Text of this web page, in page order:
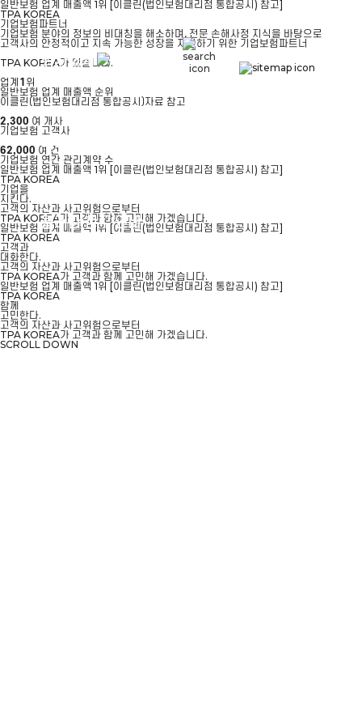
회사소개 서비스 안내
보험상품 안내
클레임 청구 안내
일반보험 업계 매출액 1위 [이클린(법인보험대리점 통합공시) 참고]
TPA KOREA
기업보험파트너
기업보험 분야의 정보의 비대칭을 해소하며, 전문 손해사정 지식을 바탕으로
고객사의 안정적이고 지속 가능한 성장을 지원하기 위한 기업보험파트너
TPA KOREA가 있습니다.
업계 1 위
일반보험 업계 매출액 순위
이클린(법인보험대리점 통합공시)자료 참고
2,300 여 개사
기업보험 고객사
62,000 여 건
기업보험 연간 관리계약 수
일반보험 업계 매출액 1위 [이클린(법인보험대리점 통합공시) 참고]
TPA KOREA
기업을
지킨다.
고객의 자산과 사고위험으로부터
TPA KOREA가 고객과 함께 고민해 가겠습니다.
일반보험 업계 매출액 1위 [이클린(법인보험대리점 통합공시) 참고]
TPA KOREA
고객과
대화한다.
고객의 자산과 사고위험으로부터
TPA KOREA가 고객과 함께 고민해 가겠습니다.
일반보험 업계
매출액 1위 [이클린(법인보험대리점 통합공시) 참고]
TPA KOREA
함께
고민한다.
고객의 자산과 사고위험으로부터
TPA KOREA가 고객과 함께 고민해 가겠습니다.
SCROLL DOWN